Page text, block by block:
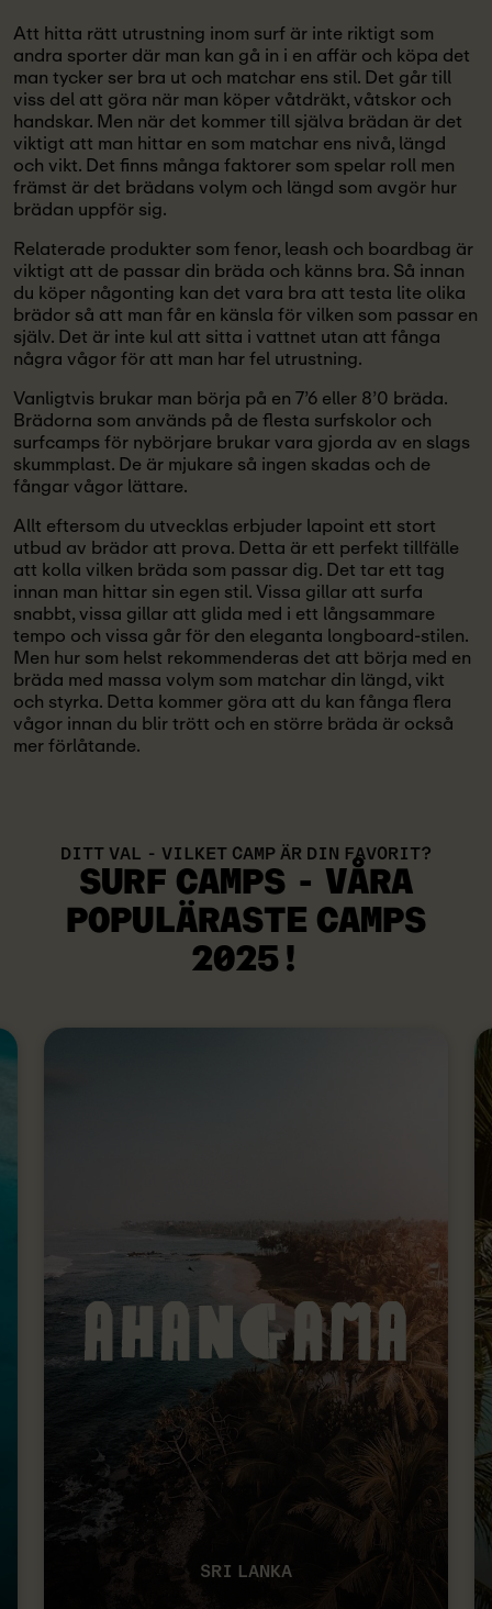
Att hitta rätt utrustning inom surf är inte riktigt som
andra sporter där man kan gå in i en affär och köpa det
man tycker ser bra ut och matchar ens stil. Det går till
viss del att göra när man köper våtdräkt, våtskor och
handskar. Men när det kommer till själva brädan är det
viktigt att man hittar en som matchar ens nivå, längd
och vikt. Det finns många faktorer som spelar roll men
främst är det brädans volym och längd som avgör hur
brädan uppför sig.
Relaterade produkter som fenor, leash och boardbag är
viktigt att de passar din bräda och känns bra. Så innan
du köper någonting kan det vara bra att testa lite olika
brädor så att man får en känsla för vilken som passar en
själv. Det är inte kul att sitta i vattnet utan att fånga
några vågor för att man har fel utrustning.
Vanligtvis brukar man börja på en 7’6 eller 8’0 bräda.
Brädorna som används på de flesta surfskolor och
surfcamps för nybörjare brukar vara gjorda av en slags
skummplast. De är mjukare så ingen skadas och de
fångar vågor lättare.
Allt eftersom du utvecklas erbjuder lapoint ett stort
utbud av brädor att prova. Detta är ett perfekt tillfälle
att kolla vilken bräda som passar dig. Det tar ett tag
innan man hittar sin egen stil. Vissa gillar att surfa
snabbt, vissa gillar att glida med i ett långsammare
tempo och vissa går för den eleganta longboard-stilen.
Men hur som helst rekommenderas det att börja med en
bräda med massa volym som matchar din längd, vikt
och styrka. Detta kommer göra att du kan fånga flera
vågor innan du blir trött och en större bräda är också
mer förlåtande.
DITT VAL - VILKET CAMP ÄR DIN FAVORIT?
SURF CAMPS - VÅRA
POPULÄRASTE CAMPS
2025!
SRI LANKA